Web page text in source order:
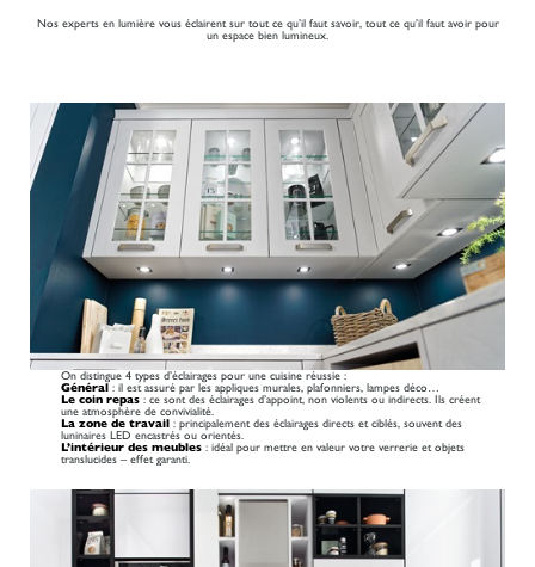
Nos experts en lumière vous éclairent sur tout ce qu’il faut savoir, tout ce qu’il faut avoir pour
un espace bien lumineux.
On distingue 4 types d’éclairages pour une cuisine réussie :
Général : il est assuré par les appliques murales, plafonniers, lampes déco…
Le coin repas : ce sont des éclairages d’appoint, non violents ou indirects. Ils créent
une atmosphère de convivialité.
La zone de travail : principalement des éclairages directs et ciblés, souvent des
luninaires LED encastrés ou orientés.
L’intérieur des meubles : idéal pour mettre en valeur votre verrerie et objets
translucides – effet garanti.